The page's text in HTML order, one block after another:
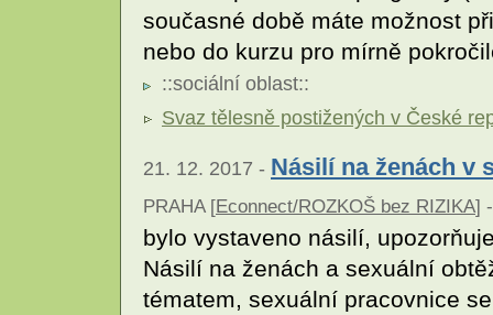
současné době máte možnost
nebo do kurzu pro mírně
::sociální oblast::
Svaz tělesně postižených v České
21. 12. 2017 - Násilí na ženách v
PRAHA [Econnect/ROZKOŠ bez RIZIKA] -
bylo vystaveno násilí,
Násilí na ženách a sexuální
tématem, sexuální pracovnice